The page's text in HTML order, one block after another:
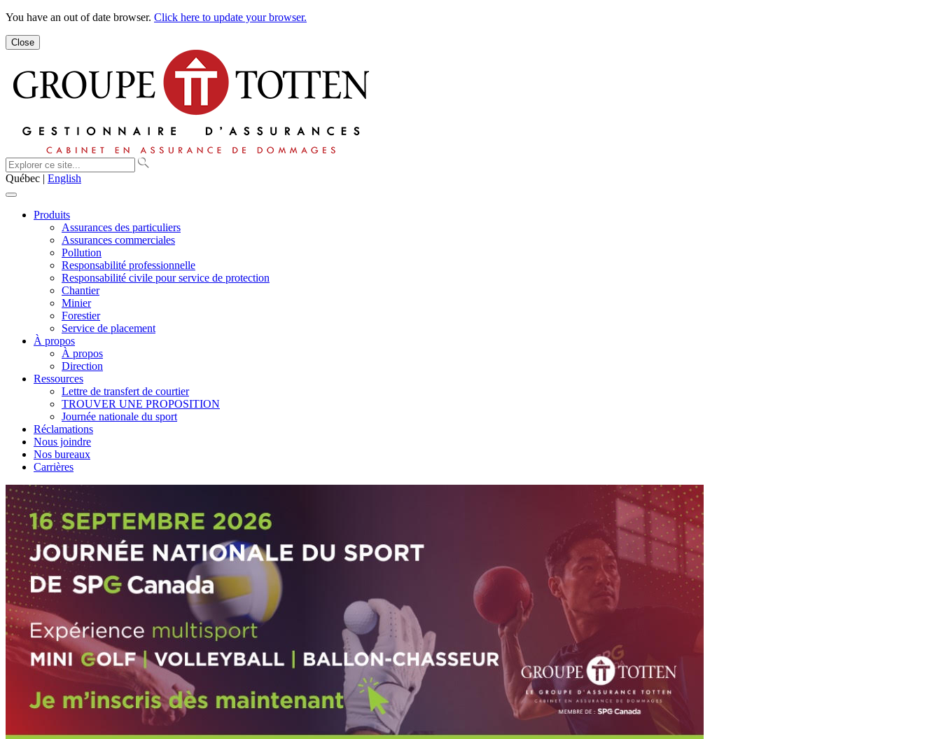
You have an out of date browser. Click here to update your browser.
Close
Québec | English
Produits
Assurances des particuliers
Assurances commerciales
Pollution
Responsabilité professionnelle
Responsabilité civile pour service de protection
Chantier
Minier
Forestier
Service de placement
À propos
À propos
Direction
Ressources
Lettre de transfert de courtier
TROUVER UNE PROPOSITION
Journée nationale du sport
Réclamations
Nous joindre
Nos bureaux
Carrières